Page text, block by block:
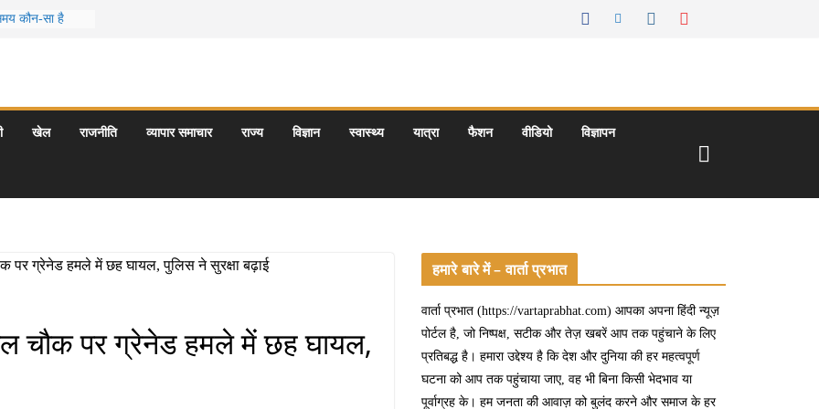
कौन-सा है
दार्जिलिंग
खेल राजनीति व्यापार समाचार राज्य विज्ञान स्वास्थ्य यात्रा फैशन वीडियो विज्ञापन
चौक पर ग्रेनेड हमले में छह घायल,
हमारे बारे में – वार्ता प्रभात
वार्ता प्रभात (https://vartaprabhat.com) आपका अपना हिंदी न्यूज़
पोर्टल है, जो निष्पक्ष, सटीक और तेज़ खबरें आप तक पहुंचाने के लिए
प्रतिबद्ध है। हमारा उद्देश्य है कि देश और दुनिया की हर महत्वपूर्ण
घटना को आप तक पहुंचाया जाए, वह भी बिना किसी भेदभाव या
पूर्वाग्रह के। हम जनता की आवाज़ को बुलंद करने और समाज के हर